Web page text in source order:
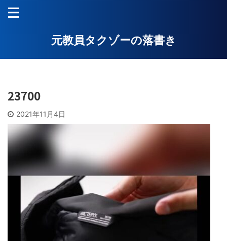
元教員タクゾーの落書き
23700
2021年11月4日